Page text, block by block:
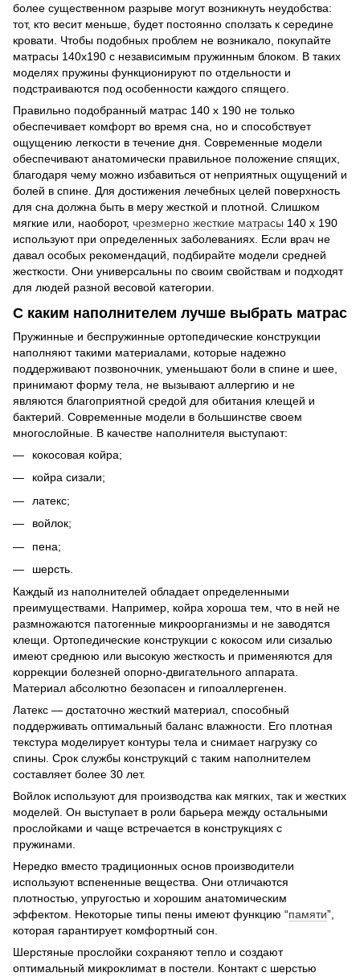
более существенном разрыве могут возникнуть неудобства:
тот, кто весит меньше, будет постоянно сползать к середине
кровати. Чтобы подобных проблем не возникало, покупайте
матрасы 140х190 с независимым пружинным блоком. В таких
моделях пружины функционируют по отдельности и
подстраиваются под особенности каждого спящего.
Правильно подобранный матрас 140 х 190 не только
обеспечивает комфорт во время сна, но и способствует
ощущению легкости в течение дня. Современные модели
обеспечивают анатомически правильное положение спящих,
благодаря чему можно избавиться от неприятных ощущений и
болей в спине. Для достижения лечебных целей поверхность
для сна должна быть в меру жесткой и плотной. Слишком
мягкие или, наоборот, чрезмерно жесткие матрасы 140 x 190
используют при определенных заболеваниях. Если врач не
давал особых рекомендаций, подбирайте модели средней
жесткости. Они универсальны по своим свойствам и подходят
для людей разной весовой категории.
С каким наполнителем лучше выбрать матрас
Пружинные и беспружинные ортопедические конструкции
наполняют такими материалами, которые надежно
поддерживают позвоночник, уменьшают боли в спине и шее,
принимают форму тела, не вызывают аллергию и не
являются благоприятной средой для обитания клещей и
бактерий. Современные модели в большинстве своем
многослойные. В качестве наполнителя выступают:
кокосовая койра;
койра сизали;
латекс;
войлок;
пена;
шерсть.
Каждый из наполнителей обладает определенными
преимуществами. Например, койра хороша тем, что в ней не
размножаются патогенные микроорганизмы и не заводятся
клещи. Ортопедические конструкции с кокосом или сизалью
имеют среднюю или высокую жесткость и применяются для
коррекции болезней опорно-двигательного аппарата.
Материал абсолютно безопасен и гипоаллергенен.
Латекс — достаточно жесткий материал, способный
поддерживать оптимальный баланс влажности. Его плотная
текстура моделирует контуры тела и снимает нагрузку со
спины. Срок службы конструкций с таким наполнителем
составляет более 30 лет.
Войлок используют для производства как мягких, так и жестких
моделей. Он выступает в роли барьера между остальными
прослойками и чаще встречается в конструкциях с
пружинами.
Нередко вместо традиционных основ производители
используют вспененные вещества. Они отличаются
плотностью, упругостью и хорошим анатомическим
эффектом. Некоторые типы пены имеют функцию “памяти”,
которая гарантирует комфортный сон.
Шерстяные прослойки сохраняют тепло и создают
оптимальный микроклимат в постели. Контакт с шерстью